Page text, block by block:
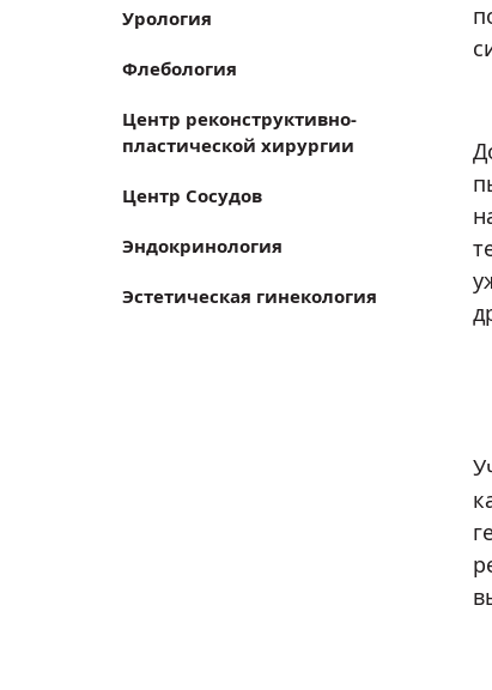
Урология
Флебология
Центр реконструктивно-
пластической хирургии
Центр Сосудов
Эндокринология
Эстетическая гинекология